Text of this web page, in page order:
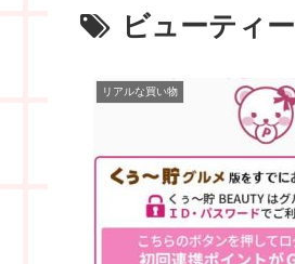
ビューティー
リアルな買い物